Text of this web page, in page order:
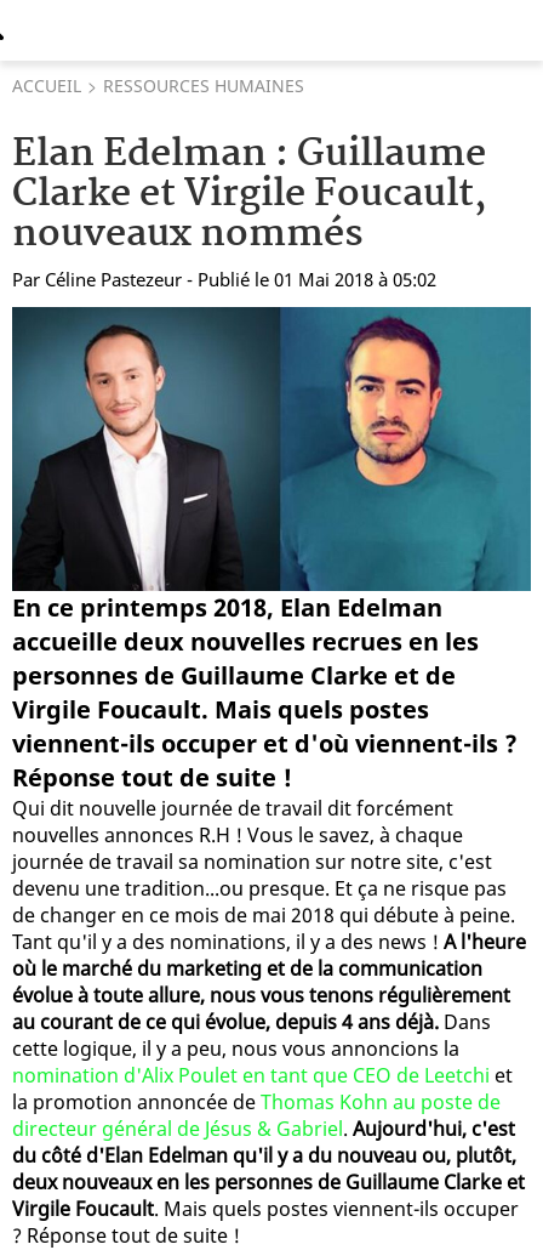
ACCUEIL RESSOURCES HUMAINES
Elan Edelman : Guillaume
Clarke et Virgile Foucault,
nouveaux nommés
Par Céline Pastezeur - Publié le 01 Mai 2018 à 05:02
En ce printemps 2018, Elan Edelman
accueille deux nouvelles recrues en les
personnes de Guillaume Clarke et de
Virgile Foucault. Mais quels postes
viennent-ils occuper et d'où viennent-ils ?
Réponse tout de suite !
Qui dit nouvelle journée de travail dit forcément
nouvelles annonces R.H ! Vous le savez, à chaque
journée de travail sa nomination sur notre site, c'est
devenu une tradition...ou presque. Et ça ne risque pas
de changer en ce mois de mai 2018 qui débute à peine.
Tant qu'il y a des nominations, il y a des news ! A l'heure
où le marché du marketing et de la communication
évolue à toute allure, nous vous tenons régulièrement
au courant de ce qui évolue, depuis 4 ans déjà. Dans
cette logique, il y a peu, nous vous annoncions la
nomination d'Alix Poulet en tant que CEO de Leetchi et
la promotion annoncée deThomas Kohn au poste de
directeur général de Jésus & Gabriel. Aujourd'hui, c'est
du côté d'Elan Edelman qu'il y a du nouveau ou, plutôt,
deux nouveaux en les personnes de Guillaume Clarke et
Virgile Foucault. Mais quels postes viennent-ils occuper
? Réponse tout de suite !